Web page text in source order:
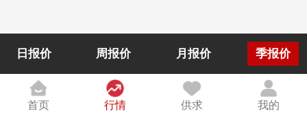
日报价 周报价 月报价 季报价
首页 行情 供求 我的